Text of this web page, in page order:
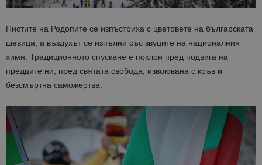
Пистите на Родопите се изпъстриха с цветовете на българската
шевица, а въздухът се изпълни със звуците на националния
химн. Традиционното спускане е поклон пред подвига на
предците ни, пред святата свобода, извоювана с кръв и
безсмъртна саможертва.